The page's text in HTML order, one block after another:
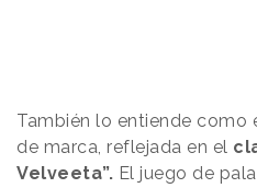
También lo entiende como
de marca, reflejada en el
Velveeta”. El juego de